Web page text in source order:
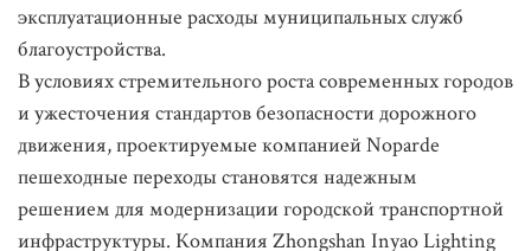
эксплуатационные расходы муниципальных служб
благоустройства.
В условиях стремительного роста современных городов
и ужесточения стандартов безопасности дорожного
движения, проектируемые компанией Noparde
пешеходные переходы становятся надежным
решением для модернизации городской транспортной
инфраструктуры. Компания Zhongshan Inyao Lighting